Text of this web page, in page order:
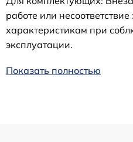
работе или
характеристикам при
эксплуатации.
Показать полностью